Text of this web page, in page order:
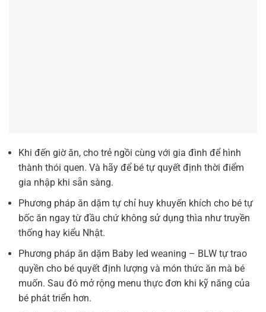
Khi đến giờ ăn, cho trẻ ngồi cùng với gia đình để hình
thành thói quen. Và hãy để bé tự quyết định thời điểm
gia nhập khi sẵn sàng.
Phương pháp ăn dặm tự chỉ huy khuyến khích cho bé tự
bốc ăn ngay từ đầu chứ không sử dụng thìa như truyền
thống hay kiểu Nhật.
Phương pháp ăn dặm Baby led weaning – BLW tự trao
quyền cho bé quyết định lượng và món thức ăn mà bé
muốn. Sau đó mở rộng menu thực đơn khi kỹ năng của
bé phát triển hơn.